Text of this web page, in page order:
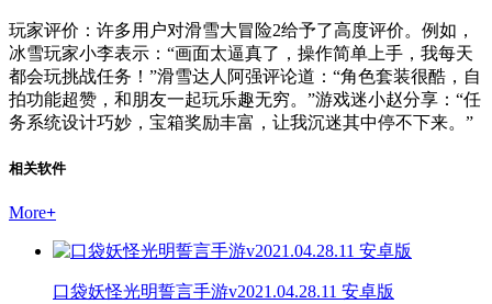
玩家评价：许多用户对滑雪大冒险2给予了高度评价。例如，
冰雪玩家小李表示：“画面太逼真了，操作简单上手，我每天
都会玩挑战任务！”滑雪达人阿强评论道：“角色套装很酷，自
拍功能超赞，和朋友一起玩乐趣无穷。”游戏迷小赵分享：“任
务系统设计巧妙，宝箱奖励丰富，让我沉迷其中停不下来。”
相关软件
More+
口袋妖怪光明誓言手游v2021.04.28.11 安卓版